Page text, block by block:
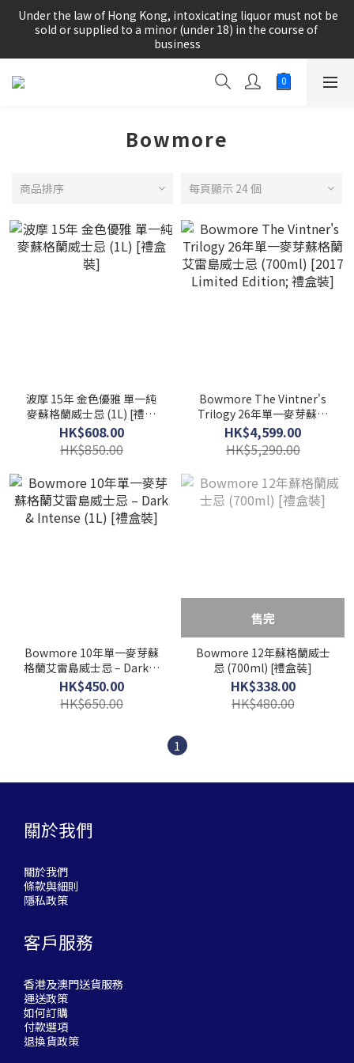
根據香港法律，不得在業務過程中，向未成年人(18歲以下人士)售
賣或供應令人醺醉的酒類。
sold or supplied to a minor (under 18) in the course of
business
根據香港法律，不得在業務過程中，向未成年人(18歲以下人士)售
Bowmore
商品排序 每頁顯示 24 個
波摩 15年 金色優雅 單一純
麥蘇格蘭威士忌 (1L) [禮盒
裝]
HK$608.00
HK$850.00
Bowmore The Vintner's
Trilogy 26年單一麥芽蘇格
蘭艾雷島威士忌 (700ml)
[2017 Limited Edition; 禮
盒裝]
HK$4,599.00
HK$5,290.00
Bowmore 10年單一麥芽蘇
格蘭艾雷島威士忌 – Dark &
Intense (1L) [禮盒裝]
HK$450.00
HK$650.00
售完
Bowmore 12年蘇格蘭威士
忌 (700ml) [禮盒裝]
HK$338.00
HK$480.00
1
關於我們
關於我們
條款與細則
隱私政策
客戶服務
香港及澳門送貨服務
運送政策
如何訂購
付款選項
退換貨政策